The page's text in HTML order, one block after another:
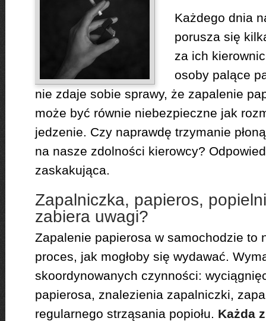
Każdego dnia
porusza się
za ich
osoby palące
nie zdaje sobie sprawy, że zapalenie
może być równie niebezpieczne jak
jedzenie. Czy naprawdę trzymanie
na nasze zdolności kierowcy?
zaskakująca.
Zapalniczka, papieros,
zabiera uwagi?
Zapalenie papierosa w samochodzie to
proces, jak mogłoby się wydawać.
skoordynowanych czynności:
papierosa, znalezienia zapalniczki,
regularnego strząsania popiołu. Każda